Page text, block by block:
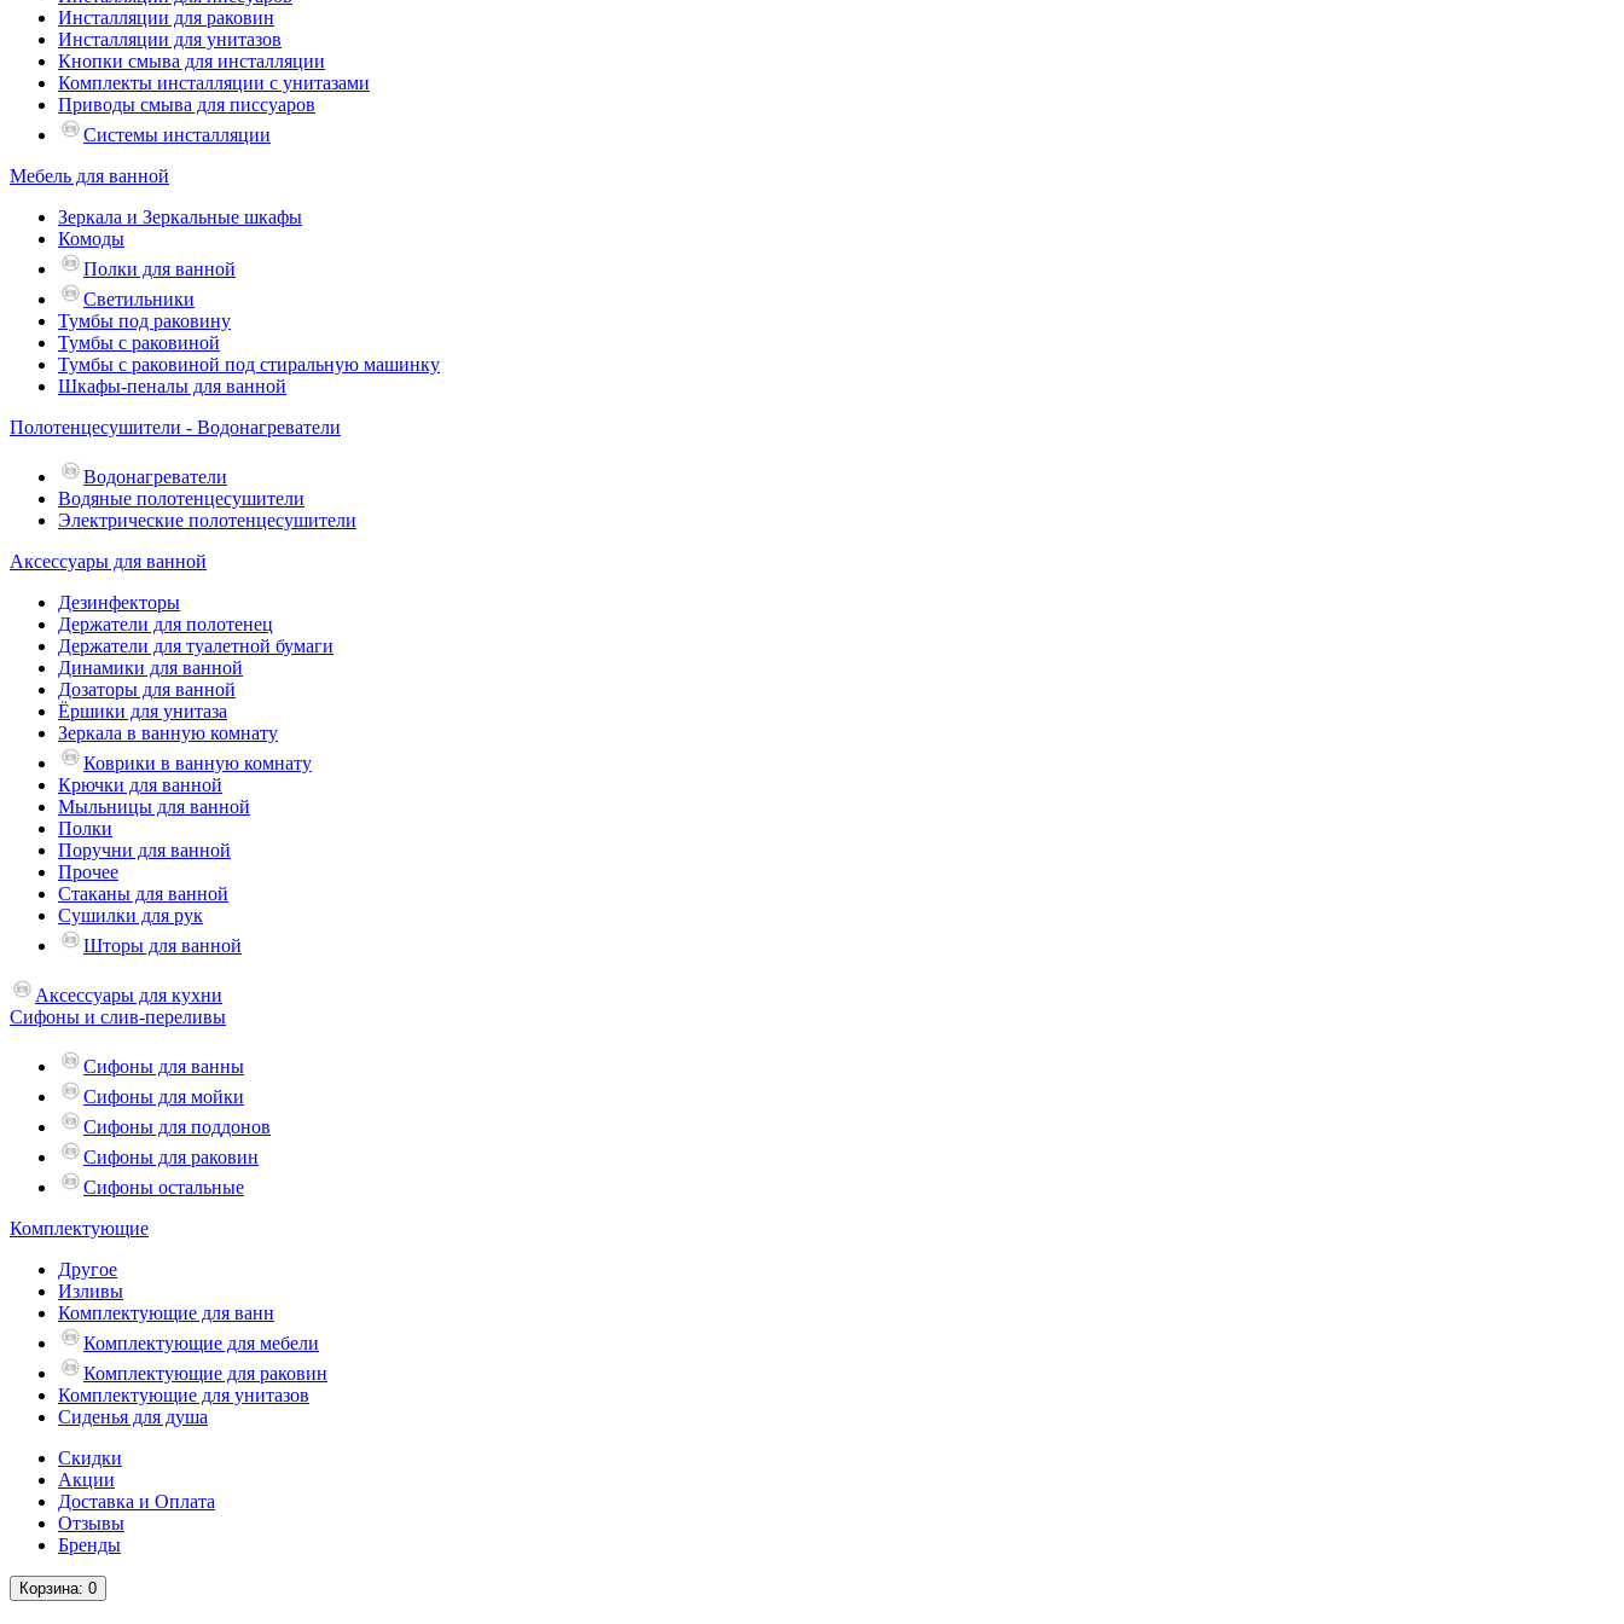
Инсталляции для раковин
Инсталляции для унитазов
Кнопки смыва для инсталляции
Комплекты инсталляции с унитазами
Приводы смыва для писсуаров
Системы инсталляции
Мебель для ванной
Зеркала и Зеркальные шкафы
Комоды
Полки для ванной
Светильники
Тумбы под раковину
Тумбы с раковиной
Тумбы с раковиной под стиральную машинку
Шкафы-пеналы для ванной
Полотенцесушители - Водонагреватели
Водонагреватели
Водяные полотенцесушители
Электрические полотенцесушители
Аксессуары для ванной
Дезинфекторы
Держатели для полотенец
Держатели для туалетной бумаги
Динамики для ванной
Дозаторы для ванной
Ёршики для унитаза
Зеркала в ванную комнату
Коврики в ванную комнату
Крючки для ванной
Мыльницы для ванной
Полки
Поручни для ванной
Прочее
Стаканы для ванной
Сушилки для рук
Шторы для ванной
Аксессуары для кухни
Сифоны и слив-переливы
Сифоны для ванны
Сифоны для мойки
Сифоны для поддонов
Сифоны для раковин
Сифоны остальные
Комплектующие
Другое
Изливы
Комплектующие для ванн
Комплектующие для мебели
Комплектующие для раковин
Комплектующие для унитазов
Сиденья для душа
Скидки
Акции
Доставка и Оплата
Отзывы
Бренды
Корзина: 0